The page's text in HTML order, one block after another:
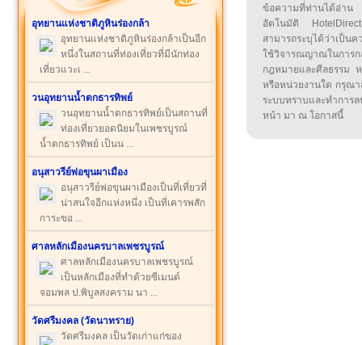
อุทยานแห่งชาติภูหินร่องกล้า
อุทยานแห่งชาติภูหินร่องกล้าเป็นอีก
หนึ่งในสถานที่ท่องเที่ยวที่มีนักท่อง
เที่ยวแวะเ ...
วนอุทยานน้ำตกธารทิพย์
วนอุทยานน้ำตกธารทิพย์เป็นสถานที่
ท่องเที่ยวยอดนิยมในเพชรบูรณ์
น้ำตกธารทิพย์ เป็นน ...
อนุสาวรีย์พ่อขุนผาเมือง
อนุสาวรีย์พ่อขุนผาเมืองเป็นที่เที่ยวที่
น่าสนใจอีกแห่งหนึ่ง เป็นที่เคารพสัก
การะขอ ...
ศาลหลักเมืองนครบาลเพชรบูรณ์
ศาลหลักเมืองนครบาลเพชรบูรณ์
เป็นหลักเมืองที่ทำด้วยซีเมนต์
จอมพล ป.พิบูลสงคราม นา ...
วัดศรีมงคล (วัดนาทราย)
วัดศรีมงคล เป็นวัดเก่าแก่ของ
ข้อความที่ท่านได้อ่าน
อัตโนมัติ
สามารถระบุได้ว่าเป็น
ใช้วิจารณญาณในกา
กฎหมายและศีลธรรม
หรือหน่วยงานใด กรุณา
ระบบทราบและทำกา
หน้า มา ณ โอกาสนี้